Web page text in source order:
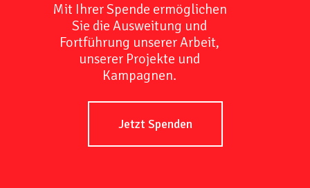
Mit Ihrer Spende ermöglichen
Sie die Ausweitung und
Fortführung unserer Arbeit,
unserer Projekte und
Kampagnen.
Jetzt Spenden